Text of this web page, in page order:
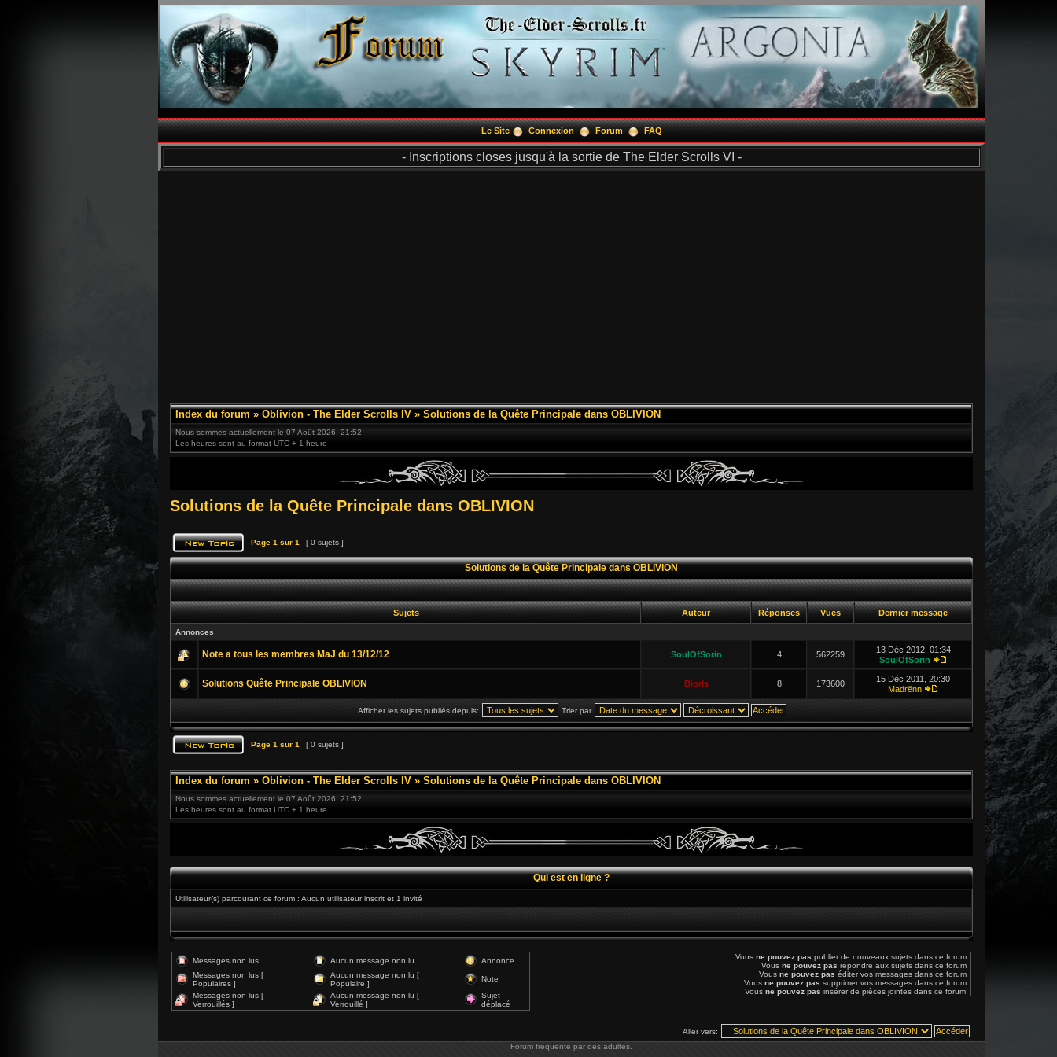
Le Site Connexion Forum FAQ
- Inscriptions closes jusqu'à la sortie de The Elder Scrolls VI -
Index du forum » Oblivion - The Elder Scrolls IV » Solutions de la Quête Principale dans OBLIVION
Nous sommes actuellement le 07 Août 2026, 21:52
Les heures sont au format UTC + 1 heure
Solutions de la Quête Principale dans OBLIVION
Page 1 sur 1 [ 0 sujets ]
Solutions de la Quête Principale dans OBLIVION
Sujets Auteur Réponses Vues Dernier message
Annonces
Note a tous les membres MaJ du 13/12/12 SoulOfSorin 4 562259
13 Déc 2012, 01:34
SoulOfSorin
Solutions Quête Principale OBLIVION Bioris 8 173600
15 Déc 2011, 20:30
Madrënn
Afficher les sujets publiés depuis: Trier par
Page 1 sur 1 [ 0 sujets ]
Index du forum » Oblivion - The Elder Scrolls IV » Solutions de la Quête Principale dans OBLIVION
Nous sommes actuellement le 07 Août 2026, 21:52
Les heures sont au format UTC + 1 heure
Qui est en ligne ?
Utilisateur(s) parcourant ce forum : Aucun utilisateur inscrit et 1 invité
Messages non lus Aucun message non lu
Annonce
Messages non lus [
Populaires ]
Aucun message non lu [
Populaire ]
Note
Messages non lus [
Verrouillés ]
Aucun message non lu [
Verrouillé ]
Sujet
déplacé
Vous ne pouvez pas publier de nouveaux sujets dans ce forum
Vous ne pouvez pas répondre aux sujets dans ce forum
Vous ne pouvez pas éditer vos messages dans ce forum
Vous ne pouvez pas supprimer vos messages dans ce forum
Vous ne pouvez pas insérer de pièces jointes dans ce forum
Aller vers:
Forum fréquenté par des adultes.